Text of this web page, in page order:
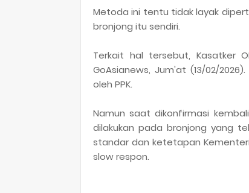
Metoda ini tentu tidak layak
bronjong itu sendiri.
Terkait hal tersebut, Kasatker
GoAsianews, Jum'at (13/02/
oleh PPK.
Namun saat dikonfirmasi
dilakukan pada bronjong yang
standar dan ketetapan
slow respon.